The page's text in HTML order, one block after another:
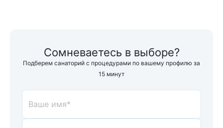
Сомневаетесь в выборе?
Подберем санаторий с процедурами по вашему профилю за
15 минут